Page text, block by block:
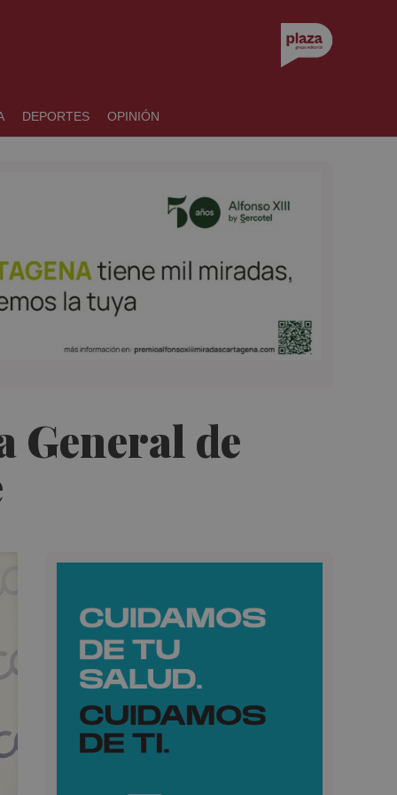
DEPORTES OPINIÓN
General de